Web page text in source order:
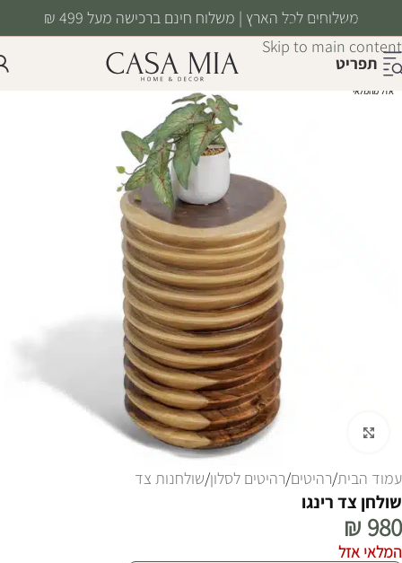
Skip to navigation
Skip to main content
משלוחים לכל הארץ | משלוח חינם ברכישה מעל 499 ₪
תפריט
אזל מהמלאי
עמוד הבית/רהיטים/רהיטים לסלון/שולחנות צד
שולחן צד רינגו
₪ 980
המלאי אזל